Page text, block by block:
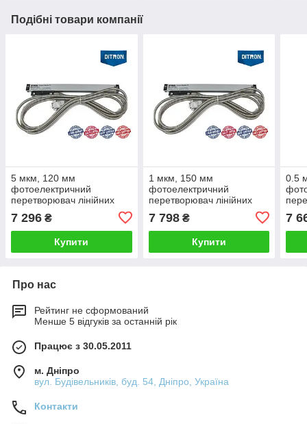
Подібні товари компанії
5 мкм, 120 мм
фотоелектричний
перетворювач лінійних
переміщень DC10F-420
7 296 ₴
Купити
1 мкм, 150 мм
фотоелектричний
перетворювач лінійних
переміщень DC11F-150
7 798₴
Купити
0.5
7
Про нас
Рейтинг не сформований
Менше 5 відгуків за останній рік
Працює з 30.05.2011
м. Дніпро
вул. Будівельників, буд. 54, Дніпро, Україна
Контакти